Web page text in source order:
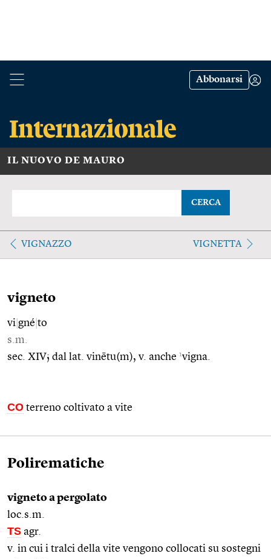
Abbonarsi
IL NUOVO DE MAURO
CERCA
VIGNAZZO VIGNETTA
vigneto
vi gné to
s.m.
sec. XIV; dal lat. vinētu(m), v. anche 1vigna.
CO terreno coltivato a vite
Polirematiche
vigneto a pergolato
loc.s.m.
TS agr.
v. in cui i tralci della vite vengono collocati su sostegni